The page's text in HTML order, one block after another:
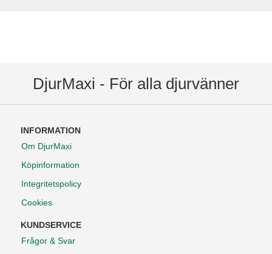
DjurMaxi - För alla djurvänner
INFORMATION
Om DjurMaxi
Köpinformation
Integritetspolicy
Cookies
KUNDSERVICE
Frågor & Svar